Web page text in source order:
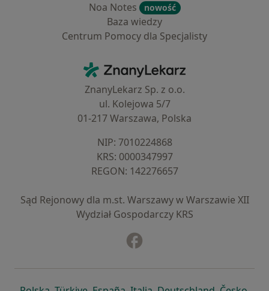
Noa Notes
nowość
Baza wiedzy
Centrum Pomocy dla Specjalisty
ZnanyLekarz - Strona główna
ZnanyLekarz Sp. z o.o.
ul. Kolejowa 5/7
01-217 Warszawa, Polska
NIP: ⁠7010224868
KRS: ⁠0000347997
REGON: ⁠142276657
Sąd Rejonowy dla m.st. Warszawy w Warszawie XII
Wydział Gospodarczy KRS